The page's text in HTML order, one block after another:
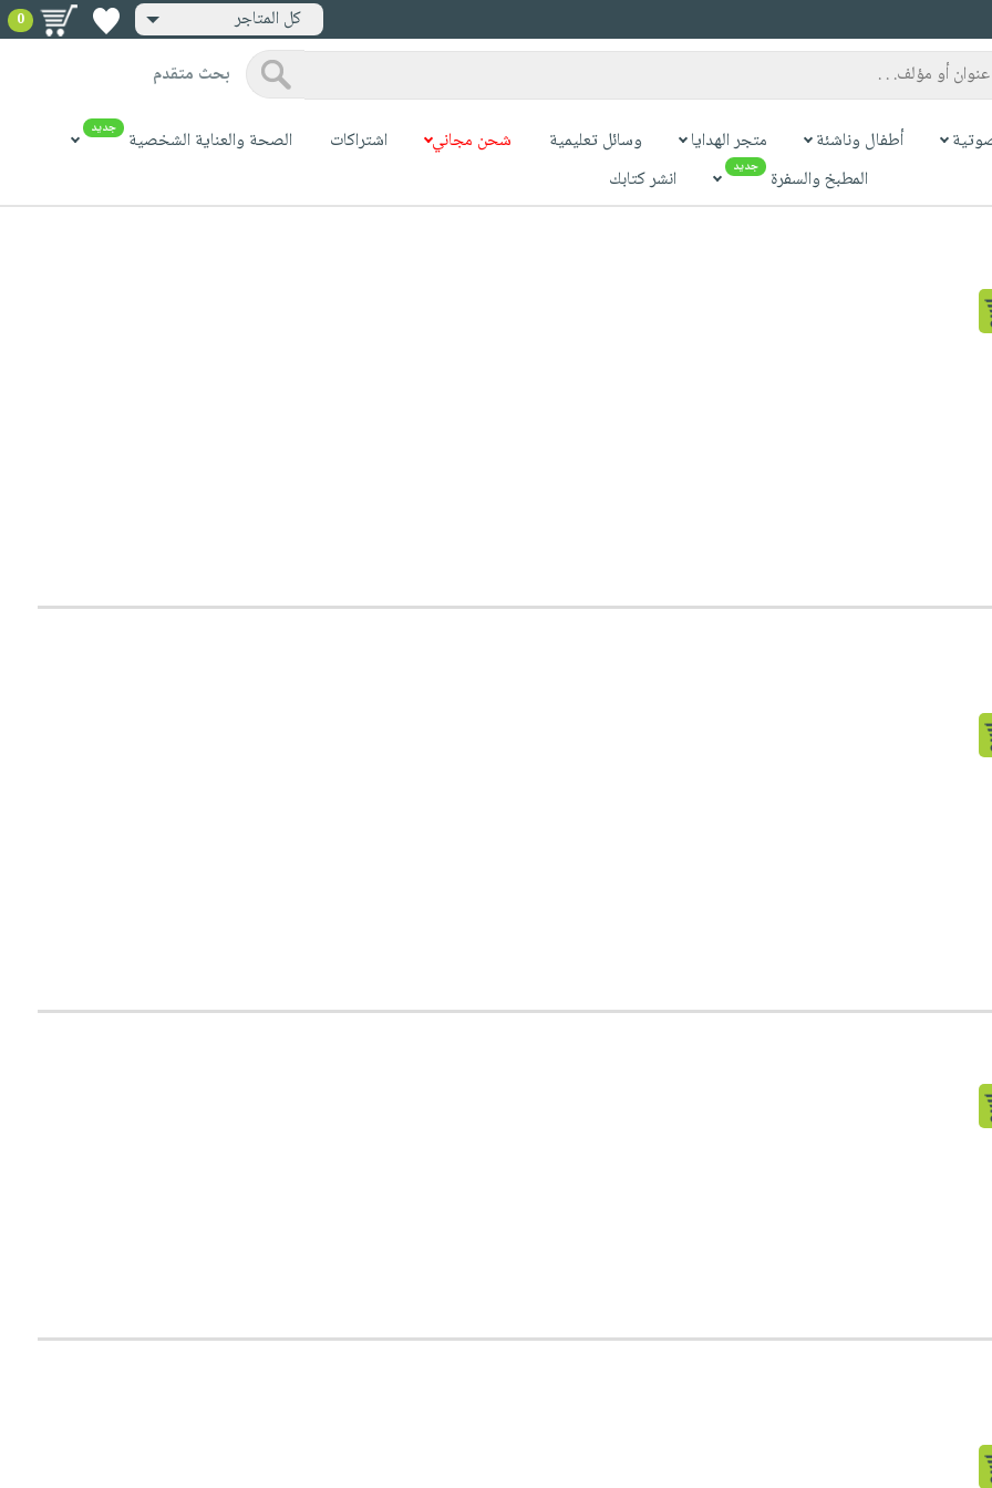
كل المتاجر 0
بحث متقدم
أطفال وناشئة متجر الهدايا وسائل تعليمية شحن مجاني اشتراكات الصحة والعناية الشخصية جديد
المطبخ والسفرة جديد
انشر كتابك